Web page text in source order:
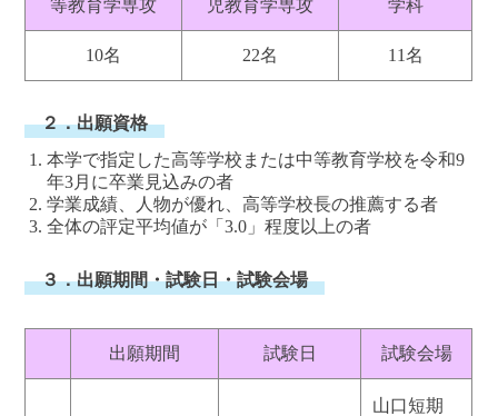
等教育学専攻
児教育学専攻
学科
10名 22名 11名
２．出願資格
本学で指定した高等学校または中等教育学校を令和9
年3月に卒業見込みの者
学業成績、人物が優れ、高等学校長の推薦する者
全体の評定平均値が「3.0」程度以上の者
３．出願期間・試験日・試験会場
出願期間 試験日 試験会場
山口短期